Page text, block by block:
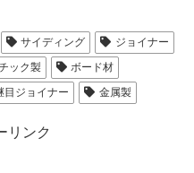
サイディング
ジョイナー
ック製
ボード材
目ジョイナー 金属製
リンク